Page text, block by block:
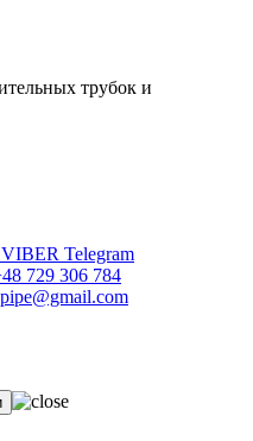
трубок и
Telegram
729 306 784